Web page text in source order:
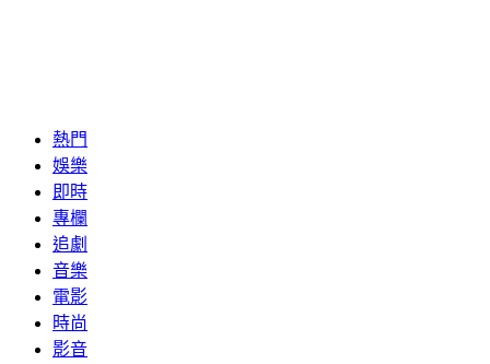
熱門
娛樂
即時
專欄
追劇
音樂
電影
時尚
影音